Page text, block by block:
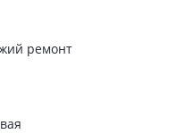
ремонт